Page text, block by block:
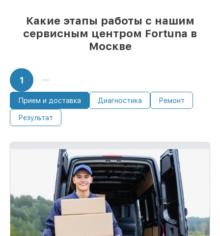
Какие этапы работы с нашим
сервисным центром Fortuna в
Москве
1
Прием и доставка Диагностика Ремонт
Результат